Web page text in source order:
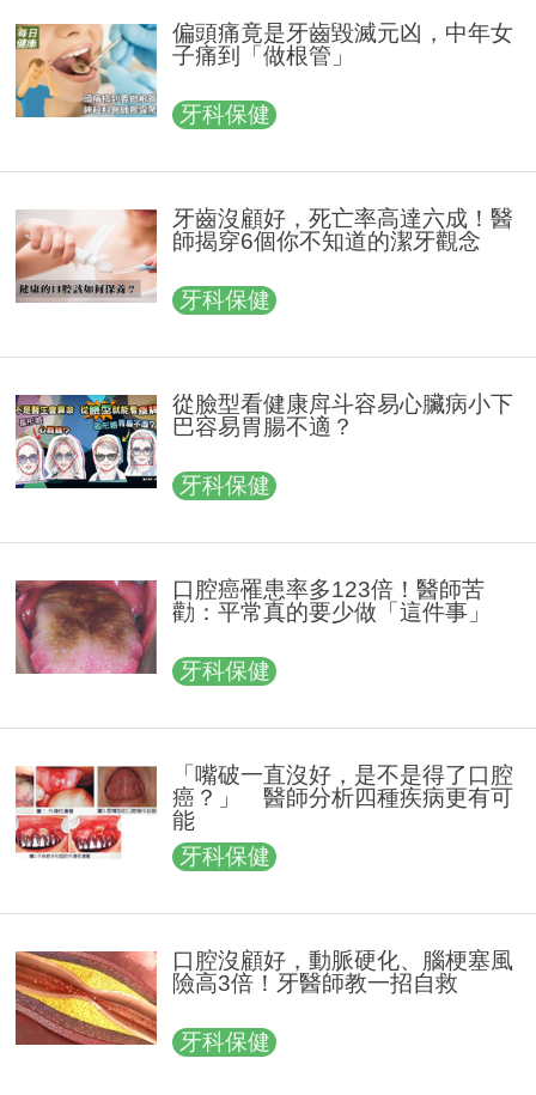
偏頭痛竟是牙齒毀滅元凶，中年女
子痛到「做根管」
牙科保健
牙齒沒顧好，死亡率高達六成！醫
師揭穿6個你不知道的潔牙觀念
牙科保健
從臉型看健康戽斗容易心臟病小下
巴容易胃腸不適？
牙科保健
口腔癌罹患率多123倍！醫師苦
勸：平常真的要少做「這件事」
牙科保健
「嘴破一直沒好，是不是得了口腔
癌？」 醫師分析四種疾病更有可
能
牙科保健
口腔沒顧好，動脈硬化、腦梗塞風
險高3倍！牙醫師教一招自救
牙科保健